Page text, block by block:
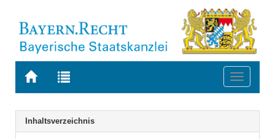
Zur
BAYERN.RECHT
Zur
letzten
Suche
Toggle
Navigation
Inhaltsverzeichnis